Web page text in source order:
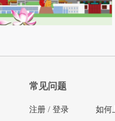
常见问题
注册 / 登录 如何